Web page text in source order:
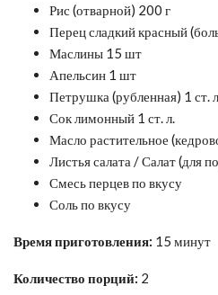
Рис (отварной) 200 г
Перец сладкий красный
Маслины 15 шт
Апельсин 1 шт
Петрушка (рубленная) 1 ст.
Сок лимонный 1 ст. л.
Масло растительное
Листья салата / Салат (для
Смесь перцев по вкусу
Соль по вкусу
Время приготовления: 15 минут
Количество порций: 2